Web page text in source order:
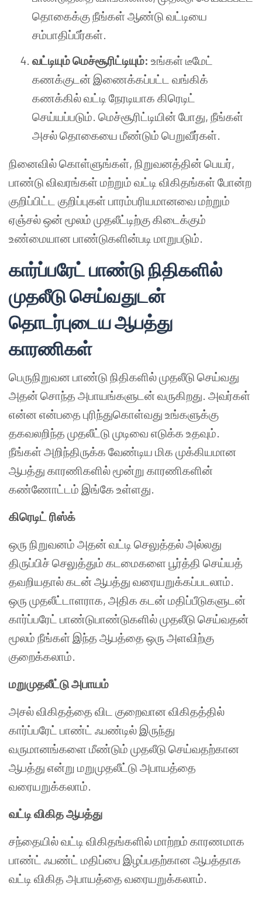
தொகைக்கு நீங்கள் ஆண்டு வட்டியை
சம்பாதிப்பீர்கள்.
வட்டியும் மெச்சூரிட்டியும்: உங்கள் டீமேட்
கணக்குடன் இணைக்கப்பட்ட வங்கிக்
கணக்கில் வட்டி நேரடியாக கிரெடிட்
செய்யப்படும். மெச்சூரிட்டியின் போது, நீங்கள்
அசல் தொகையை மீண்டும் பெறுவீர்கள்.
நினைவில் கொள்ளுங்கள், நிறுவனத்தின் பெயர்,
பாண்டு விவரங்கள் மற்றும் வட்டி விகிதங்கள் போன்ற
குறிப்பிட்ட குறிப்புகள் பாரம்பரியமானவை மற்றும்
ஏஞ்சல் ஒன் மூலம் முதலீட்டிற்கு கிடைக்கும்
உண்மையான பாண்டுகளின்படி மாறுபடும்.
கார்ப்பரேட் பாண்டு நிதிகளில்
முதலீடு செய்வதுடன்
தொடர்புடைய ஆபத்து
காரணிகள்
பெருநிறுவன பாண்டு நிதிகளில் முதலீடு செய்வது
அதன் சொந்த அபாயங்களுடன் வருகிறது. அவர்கள்
என்ன என்பதை புரிந்துகொள்வது உங்களுக்கு
தகவலறிந்த முதலீட்டு முடிவை எடுக்க உதவும்.
நீங்கள் அறிந்திருக்க வேண்டிய மிக முக்கியமான
ஆபத்து காரணிகளில் மூன்று காரணிகளின்
கண்ணோட்டம் இங்கே உள்ளது.
கிரெடிட் ரிஸ்க்
ஒரு நிறுவனம் அதன் வட்டி செலுத்தல் அல்லது
திருப்பிச் செலுத்தும் கடமைகளை பூர்த்தி செய்யத்
தவறியதால் கடன் ஆபத்து வரையறுக்கப்படலாம்.
ஒரு முதலீட்டாளராக, அதிக கடன் மதிப்பீடுகளுடன்
கார்ப்பரேட் பாண்டுபாண்டுகளில் முதலீடு செய்வதன்
மூலம் நீங்கள் இந்த ஆபத்தை ஒரு அளவிற்கு
குறைக்கலாம்.
மறுமுதலீட்டு அபாயம்
அசல் விகிதத்தை விட குறைவான விகிதத்தில்
கார்ப்பரேட் பாண்ட் ஃபண்டில் இருந்து
வருமானங்களை மீண்டும் முதலீடு செய்வதற்கான
ஆபத்து என்று மறுமுதலீட்டு அபாயத்தை
வரையறுக்கலாம்.
வட்டி விகித ஆபத்து
சந்தையில் வட்டி விகிதங்களில் மாற்றம் காரணமாக
பாண்ட் ஃபண்ட் மதிப்பை இழப்பதற்கான ஆபத்தாக
வட்டி விகித அபாயத்தை வரையறுக்கலாம்.